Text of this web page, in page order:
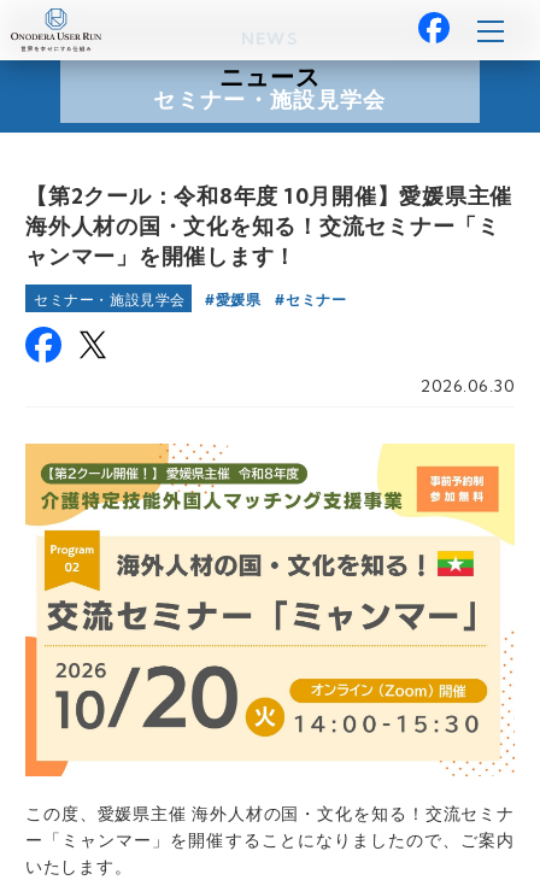
ニュース
セミナー・施設見学会
【第2クール：令和8年度 10月開催】愛媛県主催
海外人材の国・文化を知る！交流セミナー「ミ
ャンマー」を開催します！
セミナー・施設見学会 愛媛県 セミナー
2026.06.30
この度、愛媛県主催 海外人材の国・文化を知る！交流セミナ
ー「ミャンマー」を開催することになりましたので、ご案内
いたします。